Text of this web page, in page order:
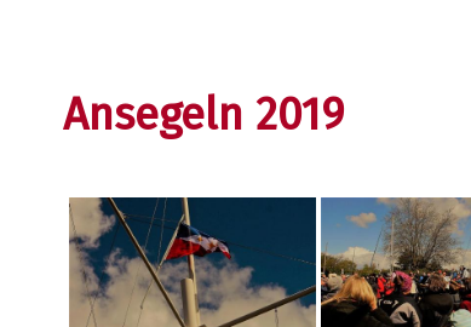
Ansegeln 2019